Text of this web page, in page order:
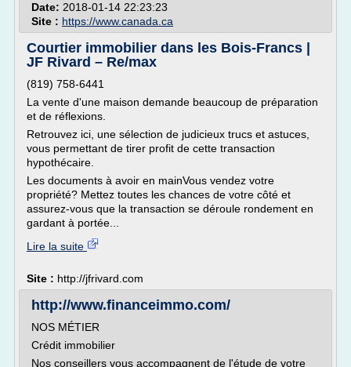
Date: 2018-01-14 22:23:23
Site : https://www.canada.ca
Courtier immobilier dans les Bois-Francs |
JF Rivard – Re/max
(819) 758-6441
La vente d'une maison demande beaucoup de préparation
et de réflexions.
Retrouvez ici, une sélection de judicieux trucs et astuces,
vous permettant de tirer profit de cette transaction
hypothécaire.
Les documents à avoir en mainVous vendez votre
propriété? Mettez toutes les chances de votre côté et
assurez-vous que la transaction se déroule rondement en
gardant à portée...
Lire la suite
Site : http://jfrivard.com
http://www.financeimmo.com/
NOS MÉTIER
Crédit immobilier
Nos conseillers vous accompagnent de l'étude de votre